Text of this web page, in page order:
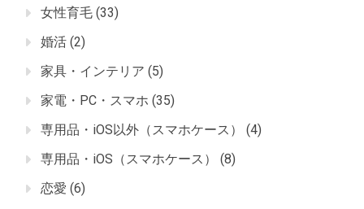
女性育毛 (33)
婚活 (2)
家具・インテリア (5)
家電・PC・スマホ (35)
専用品・iOS以外（スマホケース）
(4)
専用品・iOS（スマホケース）
(8)
恋愛 (6)